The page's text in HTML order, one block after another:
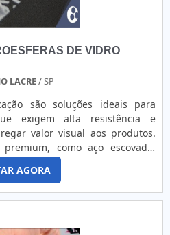
DE VIDRO
LACRE/ SP
são soluções ideais para
exigem alta resistência e
valor visual aos produtos.
como aço escovado,
branca e prata), policarbonato
(branco, colorido, fosco e
excelente aderência em
personalizáveis, as
AGORA